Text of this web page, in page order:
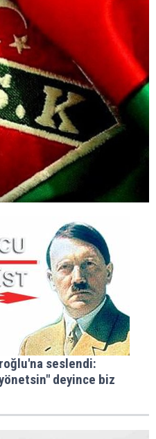
seslendi:
yönetsin" deyince biz